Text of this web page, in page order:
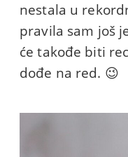
nestala u
pravila sam još
će takođe biti
dođe na red. 😉